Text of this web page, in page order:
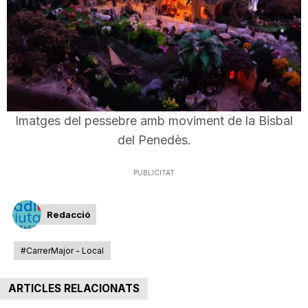
Imatges del pessebre amb moviment de la Bisbal
del Penedès.
PUBLICITAT
Redacció
#CarrerMajor - Local
ARTICLES RELACIONATS